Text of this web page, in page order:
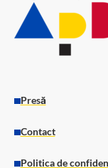
Presă
Contact
Politica de